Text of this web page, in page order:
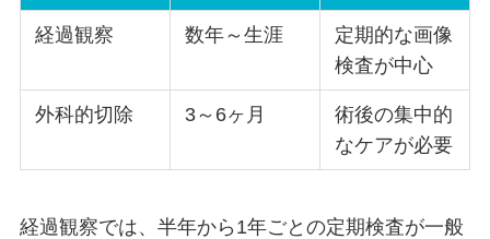
経過観察 数年～生涯
定期的な画像
検査が中心
外科的切除 3～6ヶ月
術後の集中的
なケアが必要
経過観察では、半年から1年ごとの定期検査が一般